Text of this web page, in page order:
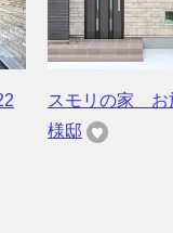
スモリの家 お
様邸